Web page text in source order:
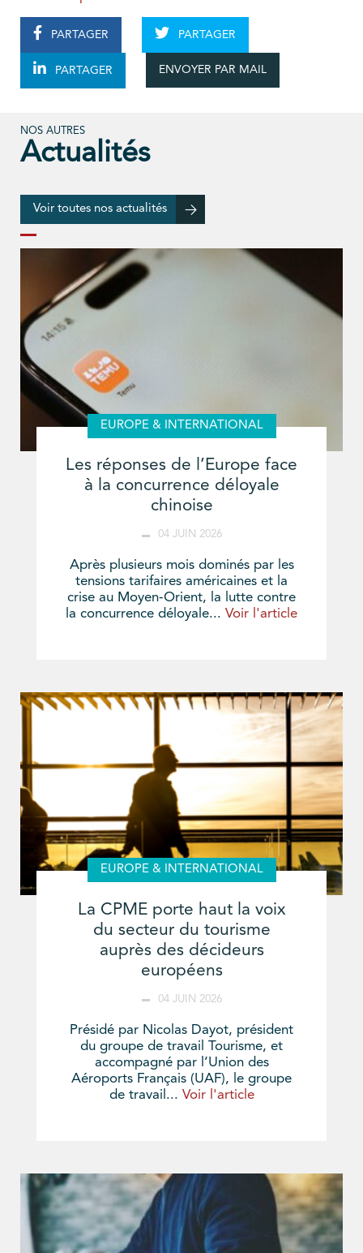
PARTAGER PARTAGER
PARTAGER ENVOYER PAR MAIL
NOS AUTRES
Actualités
Voir toutes nos actualités
EUROPE & INTERNATIONAL
Les réponses de l’Europe face
à la concurrence déloyale
chinoise
04 JUIN 2026
Après plusieurs mois dominés par les
tensions tarifaires américaines et la
crise au Moyen-Orient, la lutte contre
la concurrence déloyale... Voir l'article
EUROPE & INTERNATIONAL
La CPME porte haut la voix
du secteur du tourisme
auprès des décideurs
européens
04 JUIN 2026
Présidé par Nicolas Dayot, président
du groupe de travail Tourisme, et
accompagné par l’Union des
Aéroports Français (UAF), le groupe
de travail... Voir l'article